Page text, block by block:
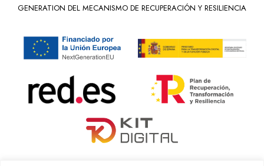
GENERATION DEL MECANISMO DE RECUPERACIÓN Y RESILIENCIA